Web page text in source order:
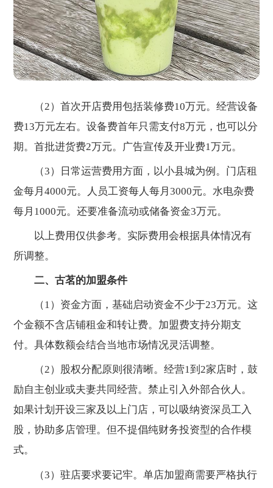
（2）首次开店费用包括装修费10万元。经营设备
费13万元左右。设备费首年只需支付8万元，也可以分
期。首批进货费2万元。广告宣传及开业费1万元。
（3）日常运营费用方面，以小县城为例。门店租
金每月4000元。人员工资每人每月3000元。水电杂费
每月1000元。还要准备流动或储备资金3万元。
以上费用仅供参考。实际费用会根据具体情况有
所调整。
二、古茗的加盟条件
（1）资金方面，基础启动资金不少于23万元。这
个金额不含店铺租金和转让费。加盟费支持分期支
付。具体数额会结合当地市场情况灵活调整。
（2）股权分配原则很清晰。经营1到2家店时，鼓
励自主创业或夫妻共同经营。禁止引入外部合伙人。
如果计划开设三家及以上门店，可以吸纳资深员工入
股，协助多店管理。但不提倡纯财务投资型的合作模
式。
（3）驻店要求要记牢。单店加盟商需要严格执行